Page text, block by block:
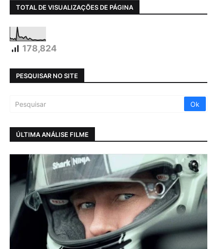
TOTAL DE VISUALIZAÇÕES DE PÁGINA
178,824
PESQUISAR NO SITE
ÚLTIMA ANÁLISE FILME